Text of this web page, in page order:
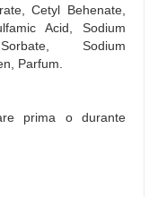
Cetyl Behenate,
Acid, Sodium
Sodium
Parfum.
prima o durante